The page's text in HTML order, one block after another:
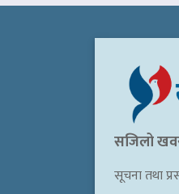
सजिलो खवर
सूचना तथा